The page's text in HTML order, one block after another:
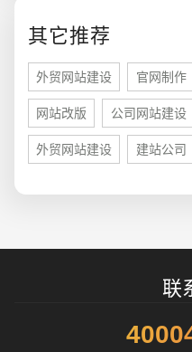
其它推荐
外贸网站建设 官网制作
网站改版 公司网站建设
外贸网站建设 建站公司
联
招标项目